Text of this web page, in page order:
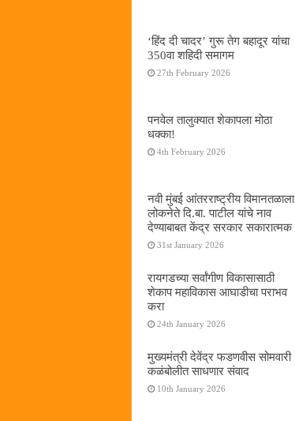
‘हिंद दी चादर’ गुरू तेग बहादूर यांचा
350वा शहिदी समागम
27th February 2026
पनवेल तालुक्यात शेकापला मोठा
धक्का!
4th February 2026
नवी मुंबई आंतरराष्ट्रीय विमानतळाला
लोकनेते दि.बा. पाटील यांचे नाव
देण्याबाबत केंद्र सरकार सकारात्मक
31st January 2026
रायगडच्या सर्वांगीण विकासासाठी
शेकाप महाविकास आघाडीचा पराभव
करा
24th January 2026
मुख्यमंत्री देवेंद्र फडणवीस सोमवारी
कळंबोलीत साधणार संवाद
10th January 2026